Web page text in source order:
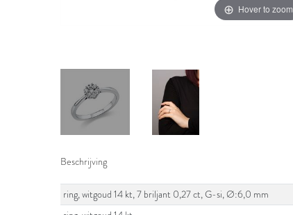
Hover to zoom
Beschrijving
ring, witgoud 14 kt, 7 briljant 0,27 ct, G-si, Ø:6,0 mm